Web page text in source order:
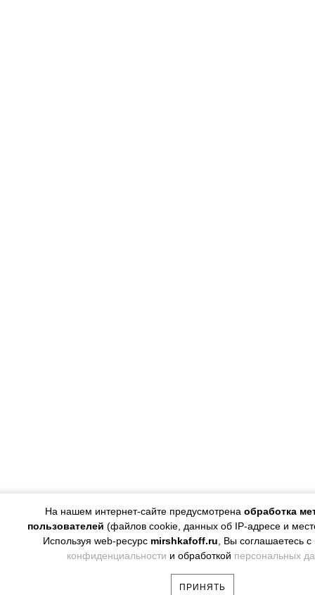
На нашем интернет-сайте предусмотрена обработка
пользователей (файлов cookie, данных об IP-адресе и
Используя web-ресурс mirshkafoff.ru , Вы соглашаетесь с
конфиденциальности и обработкой персональных
ПРИНЯТЬ